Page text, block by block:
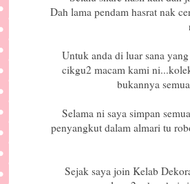
Dah lama pendam hasrat nak
Untuk anda di luar sana
cikgu2 macam kami
bukannya
Selama ni saya simpan
penyangkut dalam almari tu
Sejak saya join Kelab